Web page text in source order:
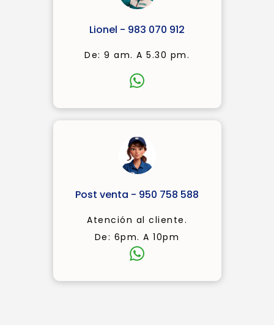
Lionel - 983 070 912
De: 9 am. A 5.30 pm.
Post venta - 950 758 588
Atención al cliente.
De: 6pm. A 10pm